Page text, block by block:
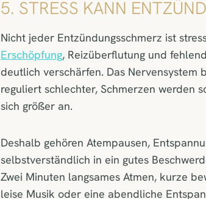
5. STRESS KANN
Nicht jeder Entzündungsschmerz ist
Erschöpfung, Reizüberflutung und
deutlich verschärfen. Das
reguliert schlechter, Schmerzen werden
sich größer an.
Deshalb gehören Atempausen,
selbstverständlich in ein gutes
Zwei Minuten langsames Atmen, kurze
leise Musik oder eine abendliche